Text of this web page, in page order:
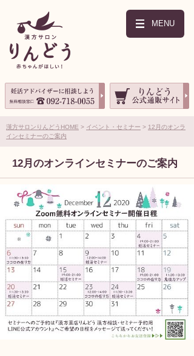
MENU
漢方サロンりんどうHOME イベント・セミナー
12月のオンラ
インセミナーのご案内
12月のオンラインセミナーのご案内